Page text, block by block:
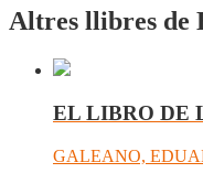
Altres llibres de
EL LIBRO DE
GALEANO,